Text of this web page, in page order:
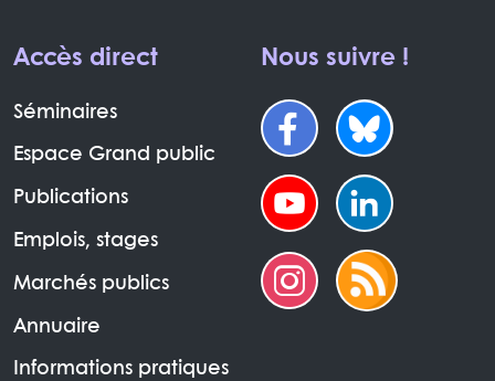
Accès direct
Séminaires
Espace Grand public
Publications
Emplois, stages
Marchés publics
Annuaire
Informations pratiques
Nous suivre !